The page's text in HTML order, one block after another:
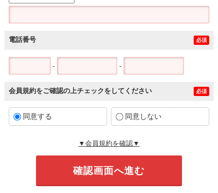
電話番号 必須
- -
会員規約をご確認の上チェックをしてください 必須
同意する 同意しない
▼会員規約を確認▼